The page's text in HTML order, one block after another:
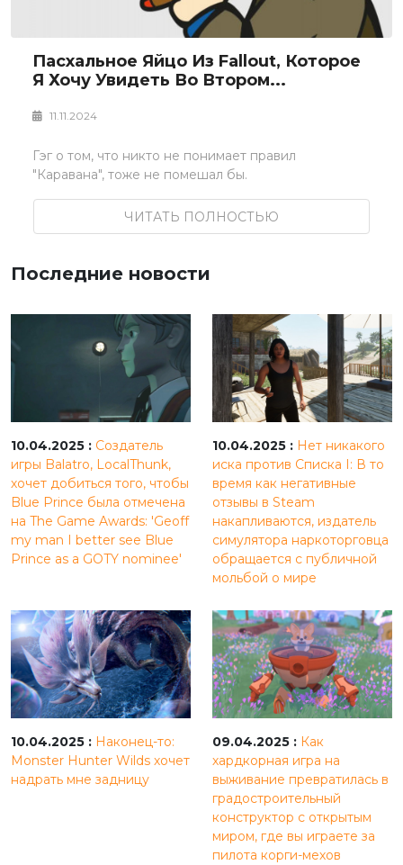
Пасхальное Яйцо Из Fallout, Которое
Я Хочу Увидеть Во Втором...
11.11.2024
Гэг о том, что никто не понимает правил
"Каравана", тоже не помешал бы.
ЧИТАТЬ ПОЛНОСТЬЮ
Последние новости
10.04.2025 : Создатель
игры Balatro, LocalThunk,
хочет добиться того, чтобы
Blue Prince была отмечена
на The Game Awards: 'Geoff
my man I better see Blue
Prince as a GOTY nominee'
10.04.2025 : Нет никакого
иска против Списка I: В то
время как негативные
отзывы в Steam
накапливаются, издатель
симулятора наркоторговца
обращается с публичной
мольбой о мире
10.04.2025 : Наконец-то:
Monster Hunter Wilds хочет
надрать мне задницу
09.04.2025 : Как
хардкорная игра на
выживание превратилась в
градостроительный
конструктор с открытым
миром, где вы играете за
пилота корги-мехов